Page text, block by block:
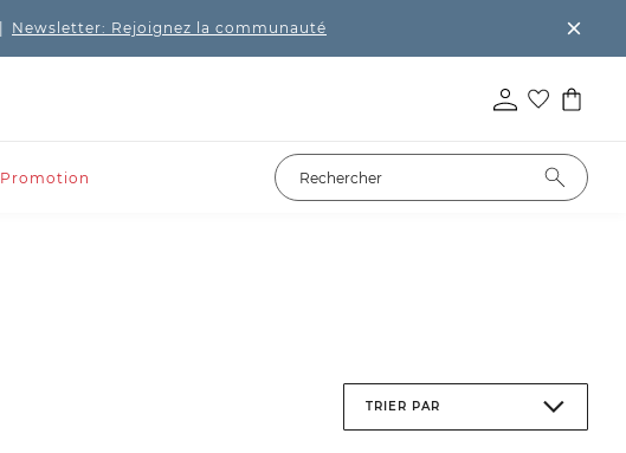
Newsletter: Rejoignez la communauté
Promotion
TRIER PAR